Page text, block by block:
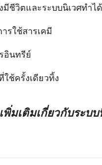
ชีวิตและระบบนิเวศทำไ
รใช้สารเคมี
อินทรีย์
ช้ครั้งเดียวทิ้ง
มเติมเกี่ยวกับระบ